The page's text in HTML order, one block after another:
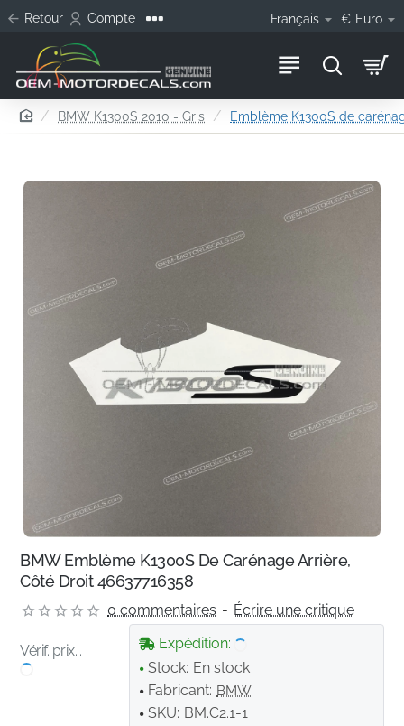
Retour Compte Français € Euro
homeBMW K1300S 2010 - Gris Emblème K1300S de
BMW Emblème K1300S De Carénage Arrière,
Côté Droit 46637716358
0 commentaires - Écrire une critique
Vérif. prix...
Expédition:
Stock: En stock
Fabricant: BMW
SKU: BM.C2.1-1